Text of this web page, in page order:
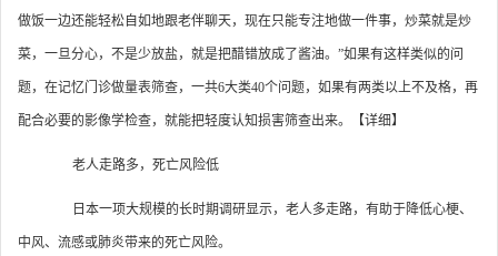
做饭一边还能轻松自如地跟老伴聊天，现在只能专注地做一件事，炒菜就是炒
菜，一旦分心，不是少放盐，就是把醋错放成了酱油。”如果有这样类似的问
题，在记忆门诊做量表筛查，一共6大类40个问题，如果有两类以上不及格，再
配合必要的影像学检查，就能把轻度认知损害筛查出来。【详细】
老人走路多，死亡风险低
日本一项大规模的长时期调研显示，老人多走路，有助于降低心梗、
中风、流感或肺炎带来的死亡风险。